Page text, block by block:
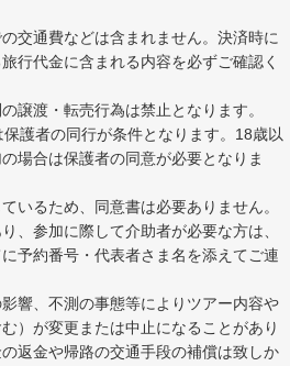
交通費などは含まれません。決済時に
行代金に含まれる内容を必ずご確認く
譲渡・転売行為は禁止となります。
保護者の同行が条件となります。18歳以
場合は保護者の同意が必要となりま
いるため、同意書は必要ありません。
、参加に際して介助者が必要な方は、
予約番号・代表者さま名を添えてご連
響、不測の事態等によりツアー内容や
）が変更または中止になることがあり
返金や帰路の交通手段の補償は致しか